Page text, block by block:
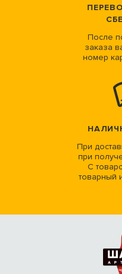
После
заказа
номер
При
при
С
товарный